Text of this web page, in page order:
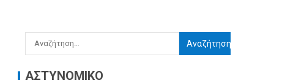
ΑΣΤΥΝΟΜΙΚΟ